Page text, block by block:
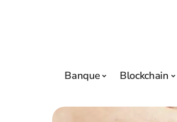
Banque Blockchain